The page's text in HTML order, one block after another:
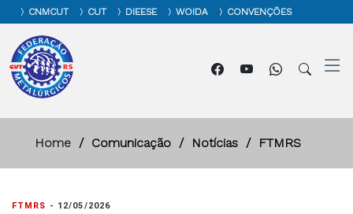
CNMCUT CUT DIEESE WOIDA CONVENÇÕES
Home Comunicação Notícias FTMRS
FTMRS - 12/05/2026